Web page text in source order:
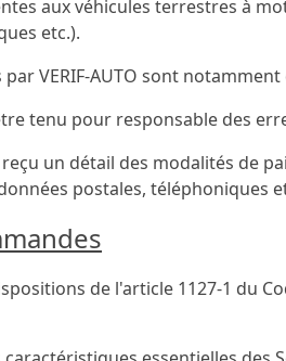
aux véhicules terrestres à
etc.).
par VERIF-AUTO sont
tenu pour responsable des
un détail des modalités de
postales, téléphoniques
de l'article 1127-1 du